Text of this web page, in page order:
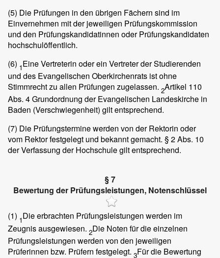
(5) Die Prüfungen in den übrigen Fächern sind im
Einvernehmen mit der jeweiligen Prüfungskommission
und den Prüfungskandidatinnen oder Prüfungskandidaten
hochschulöffentlich.
(6) 1Eine Vertreterin oder ein Vertreter der Studierenden
und des Evangelischen Oberkirchenrats ist ohne
Stimmrecht zu allen Prüfungen zugelassen. 2Artikel 110
Abs. 4 Grundordnung der Evangelischen Landeskirche in
Baden (Verschwiegenheit) gilt entsprechend.
(7) Die Prüfungstermine werden von der Rektorin oder
vom Rektor festgelegt und bekannt gemacht. § 2 Abs. 10
der Verfassung der Hochschule gilt entsprechend.
§ 7
Bewertung der Prüfungsleistungen, Notenschlüssel
(1) 1Die erbrachten Prüfungsleistungen werden im
Zeugnis ausgewiesen. 2Die Noten für die einzelnen
Prüfungsleistungen werden von den jeweiligen
Prüferinnen bzw. Prüfern festgelegt. 3Für die Bewertung